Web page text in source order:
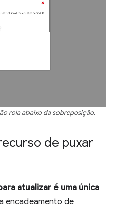
rola abaixo da sobreposição.
de puxar
atualizar é uma única
encadeamento de